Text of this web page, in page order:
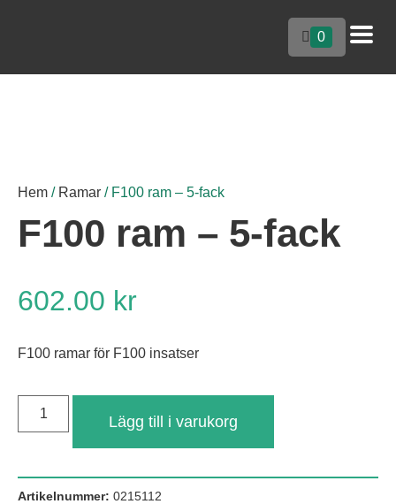
0
Hem / Ramar / F100 ram – 5-fack
F100 ram – 5-fack
602.00 kr
F100 ramar för F100 insatser
Lägg till i varukorg
Artikelnummer: 0215112